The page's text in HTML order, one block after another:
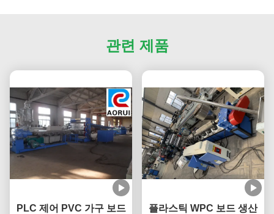
관련 제품
PLC 제어 PVC 가구 보드
플라스틱 WPC 보드 생산